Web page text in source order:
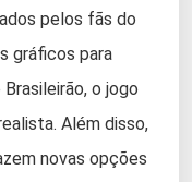
pelos fãs do
gráficos para
o jogo
Além disso,
novas opções